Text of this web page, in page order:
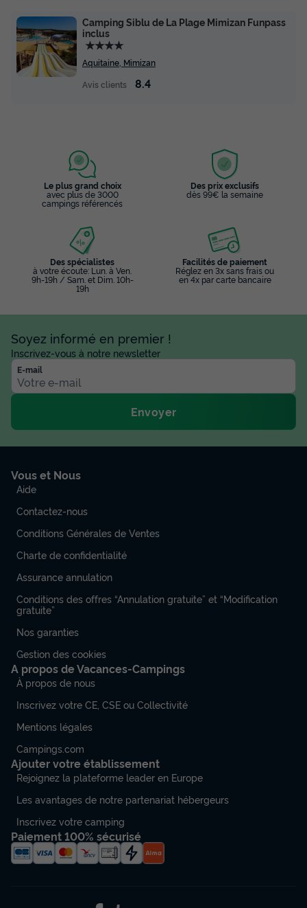
40m² 4
Salle de bain
2
Climatisation Cafetière
MOBILHOME 4 personnes - Mobil Home Taos 3 Pièces 4
Personnes Climatisé + TV
Meilleur prix pour 7 nuits
Modifier les dates
539 €
MOBILHOME 4 personnes - Pagode 3
Surface
Terrasse couverte
Lave-vaisselle
+ 8
Climatisé + TV
du25/10/2026
Meilleur prix pour 7 nuits
Modifier les dates
Voir les disponibilités
Camping Siblu de La Plage Mimizan Funpass
inclus
★★★★
Aquitaine, Mimizan
Avis clients
8.4
Le plus grand choix
avec plus de 3000
campings référencés
Des prix exclusifs
dès 99€ la semaine
Des spécialistes
à votre écoute: Lun. à Ven.
9h-19h / Sam. et Dim. 10h-
19h
Facilités de paiement
Réglez en 3x sans frais ou
en 4x par carte bancaire
Soyez informé en premier !
Inscrivez-vous à notre newsletter
E-mail
Envoyer
Vous et Nous
Aide
Contactez-nous
Conditions Générales de Ventes
Charte de confidentialité
Assurance annulation
Conditions des offres “Annulation gratuite” et “Modification
gratuite”
Nos garanties
Gestion des cookies
A propos de Vacances-Campings
À propos de nous
Inscrivez votre CE, CSE ou Collectivité
Mentions légales
Campings.com
Ajouter votre établissement
Rejoignez la plateforme leader en Europe
Les avantages de notre partenariat hébergeurs
Inscrivez votre camping
Paiement 100% sécurisé